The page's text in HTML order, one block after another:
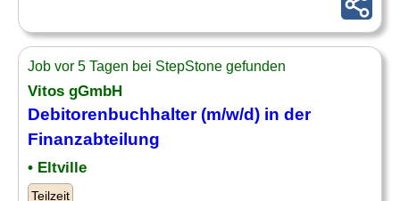
Job vor 5 Tagen bei StepStone gefunden
Vitos gGmbH
Debitorenbuchhalter(m/w/d) in der
Finanzabteilung
• Eltville
Teilzeit